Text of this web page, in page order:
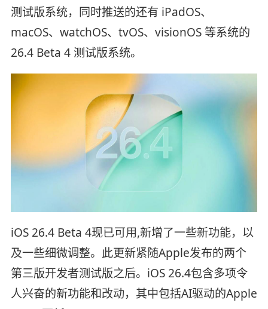
测试版系统，同时推送的还有 iPadOS、
macOS、watchOS、tvOS、visionOS 等系统的
26.4 Beta 4 测试版系统。
iOS 26.4 Beta 4现已可用,新增了一些新功能，以
及一些细微调整。此更新紧随Apple发布的两个
第三版开发者测试版之后。iOS 26.4包含多项令
人兴奋的新功能和改动，其中包括AI驱动的Apple